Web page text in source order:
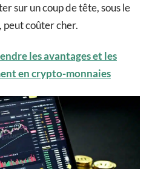
sur un coup de tête, sous le
peut coûter cher.
les avantages et les
en crypto-monnaies